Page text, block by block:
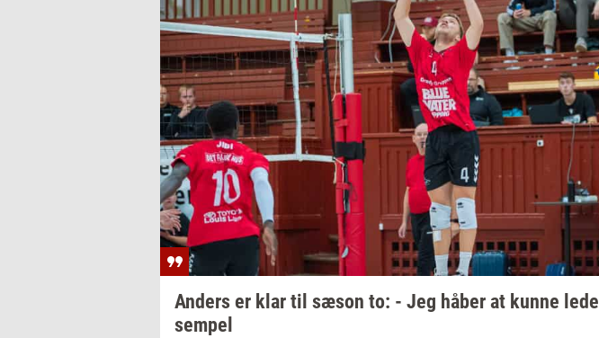
An­ders er klar til sæson to: - Jeg håber at kunne lede
sem­pel